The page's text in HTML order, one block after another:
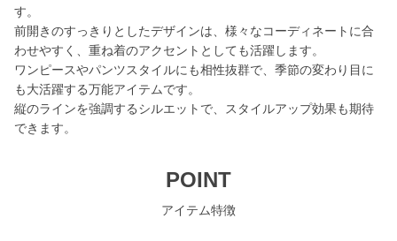
す。
前開きのすっきりとしたデザインは、様々なコーディネートに合
わせやすく、重ね着のアクセントとしても活躍します。
ワンピースやパンツスタイルにも相性抜群で、季節の変わり目に
も大活躍する万能アイテムです。
縦のラインを強調するシルエットで、スタイルアップ効果も期待
できます。
POINT
アイテム特徴